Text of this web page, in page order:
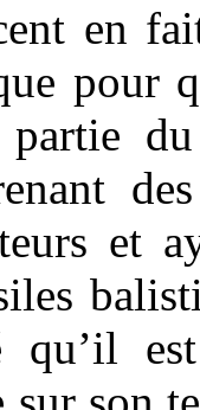
en
pour
et
qu’il